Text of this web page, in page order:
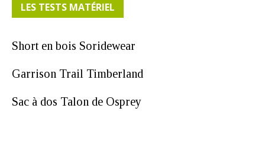
LES TESTS MATÉRIEL
Short en bois Soridewear
Garrison Trail Timberland
Sac à dos Talon de Osprey